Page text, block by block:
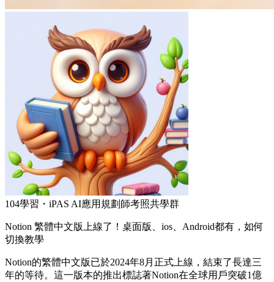
104學習・iPAS AI應用規劃師考照共學群
Notion 繁體中文版上線了！桌面版、ios、Android都有，如何
切換教學
Notion的繁體中文版已於2024年8月正式上線，結束了長達三
年的等待。這一版本的推出標誌著Notion在全球用戶突破1億